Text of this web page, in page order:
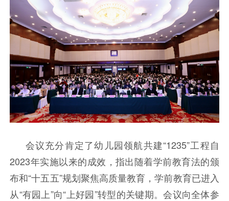
会议充分肯定了幼儿园领航共建“1235”工程自
2023年实施以来的成效 ，指出随着学前教育法的颁
布和“十五五”规划聚焦高质量教育，学前教育已进入
从“有园上”向“上好园”转型的关键期。会议向全体参